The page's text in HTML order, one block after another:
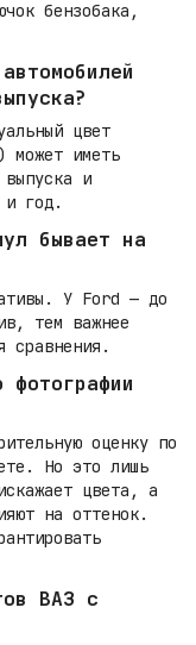
бензобака,
цвет
может иметь
и
и год.
бывает на
У Ford — до
тем важнее
сравнения.
оценку по
Но это лишь
цвета, а
на оттенок.
ВАЗ с